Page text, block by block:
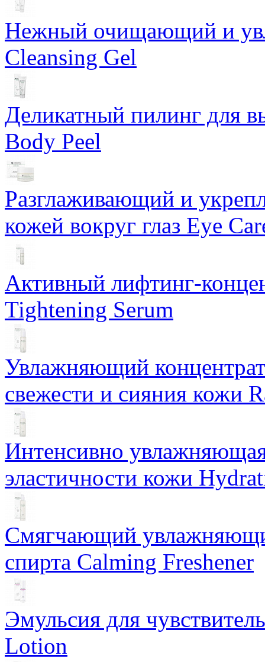
Нежный очищающий и
Cleansing Gel
Деликатный пилинг для
Body Peel
Разглаживающий и
кожей вокруг глаз Eye
Активный лифтинг-
Tightening Serum
Увлажняющий
свежести и сияния кожи
Интенсивно
эластичности кожи
Смягчающий
спирта Calming Freshener
Эмульсия для
Lotion